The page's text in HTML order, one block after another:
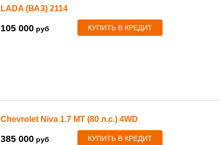
LADA (ВАЗ) 2114
105 000 руб КУПИТЬ В КРЕДИТ
Chevrolet Niva 1.7 MT (80 л.с.) 4WD
385 000 руб КУПИТЬ В КРЕДИТ